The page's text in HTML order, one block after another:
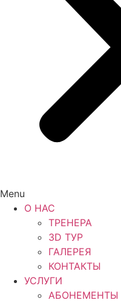
Menu
О НАС
ТРЕНЕРА
3D ТУР
ГАЛЕРЕЯ
КОНТАКТЫ
УСЛУГИ
АБОНЕМЕНТЫ